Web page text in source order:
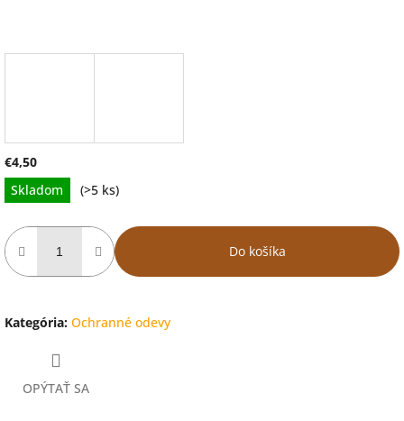
€4,50
Jednotková
cena:
Skladom (>5 ks)
Do košíka
Kategória: Ochranné odevy
OPÝTAŤ SA